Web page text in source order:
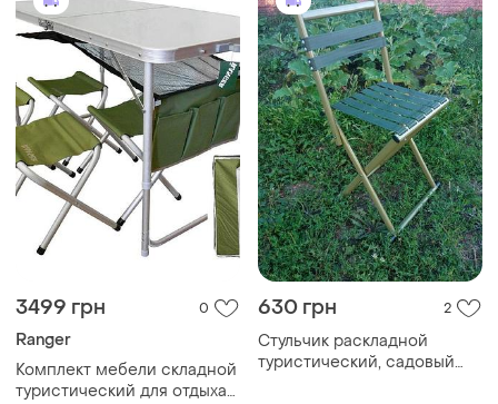
3499 грн 0
Ranger
Комплект мебели складной
туристический для отдыха
630 грн 2
Стульчик раскладной
туристический, садовый